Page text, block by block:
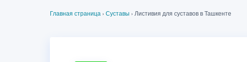
Главная страница › Суставы › Листивия для суставов в Ташкенте